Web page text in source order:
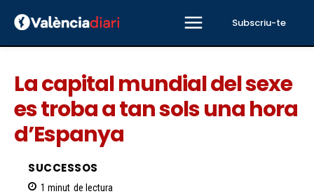
Subscriu-te
La capital mundial del sexe
es troba a tan sols una hora
d’Espanya
SUCCESSOS
1 minut de lectura